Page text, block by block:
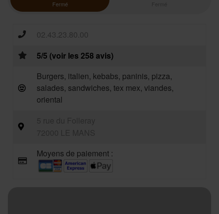
Fermé
02.43.23.80.00
5/5 (voir les 258 avis)
Burgers, italien, kebabs, paninis, pizza,
salades, sandwiches, tex mex, viandes,
oriental
Moyens de paiement :